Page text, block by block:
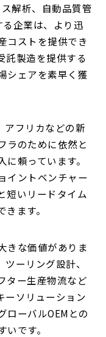
解析、自動品質管
企業は、より迅
コストを提供でき
託製造を提供する
シェアを素早く獲
アフリカなどの新
ラのために依然と
頼っています。
イントベンチャー
短いリードタイム
ます。
きな価値がありま
ーリング設計、
ター生産物流など
ーソリューション
ローバルOEMとの
です。